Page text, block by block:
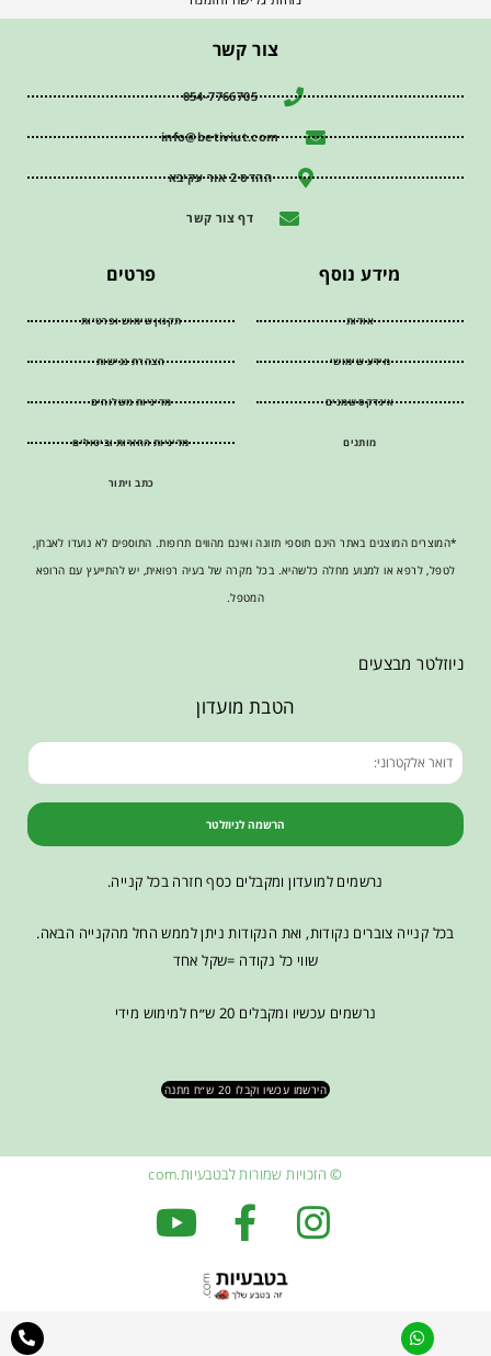
צור קשר
054-7766705
info@betiviut.com
ההדס 2 אור עקיבא
דף צור קשר
מידע נוסף
אודות
מידע שימושי
אינדקס שמנים
מותגים
פרטים
תקנון שימוש ופרטיות
הצהרת נגישות
מדיניות משלוחים
מדיניות החזרות וביטולים
כתב ויתור
*המוצרים המוצגים באתר הינם תוספי תזונה ואינם מהווים תרופות. התוספים לא נועדו לאבחן,
לטפל, לרפא או למנוע מחלה כלשהיא. בכל מקרה של בעיה רפואית, יש להתייעץ עם הרופא
המטפל.
ניוזלטר מבצעים
הטבת מועדון
הרשמה לניוזלטר
נרשמים למועדון ומקבלים כסף חזרה בכל קנייה.
בכל קנייה צוברים נקודות, ואת הנקודות ניתן לממש החל מהקנייה הבאה.
שווי כל נקודה =שקל אחד
נרשמים עכשיו ומקבלים 20 ש״ח למימוש מידי
הירשמו עכשיו וקבלו 20 ש״ח מתנה
© הזכויות שמורות לבטבעיות.com